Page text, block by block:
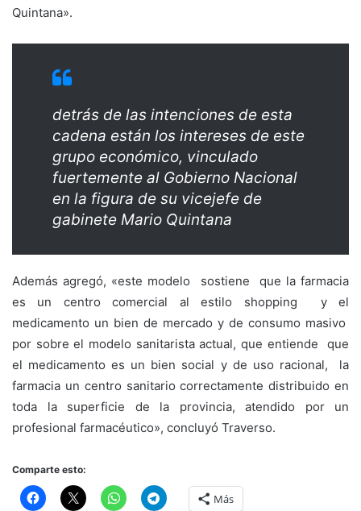
Quintana».
detrás de las intenciones de esta
cadena están los intereses de este
grupo económico, vinculado
fuertemente al Gobierno Nacional
en la figura de su vicejefe de
gabinete Mario Quintana
Además agregó, «este modelo sostiene que la farmacia
es un centro comercial al estilo shopping y el
medicamento un bien de mercado y de consumo masivo
por sobre el modelo sanitarista actual, que entiende que
el medicamento es un bien social y de uso racional, la
farmacia un centro sanitario correctamente distribuido en
toda la superficie de la provincia, atendido por un
profesional farmacéutico», concluyó Traverso.
Comparte esto:
Más